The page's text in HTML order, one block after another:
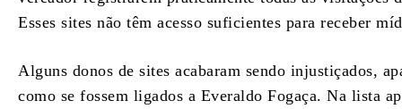
Esses sites não têm acesso suficientes para receber
Alguns donos de sites acabaram sendo injustiçados,
como se fossem ligados a Everaldo Fogaça. Na lista